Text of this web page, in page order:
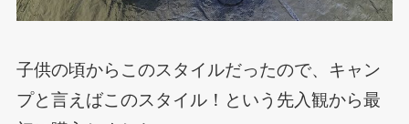
子供の頃からこのスタイルだったので、キャン
プと言えばこのスタイル！という先入観から最